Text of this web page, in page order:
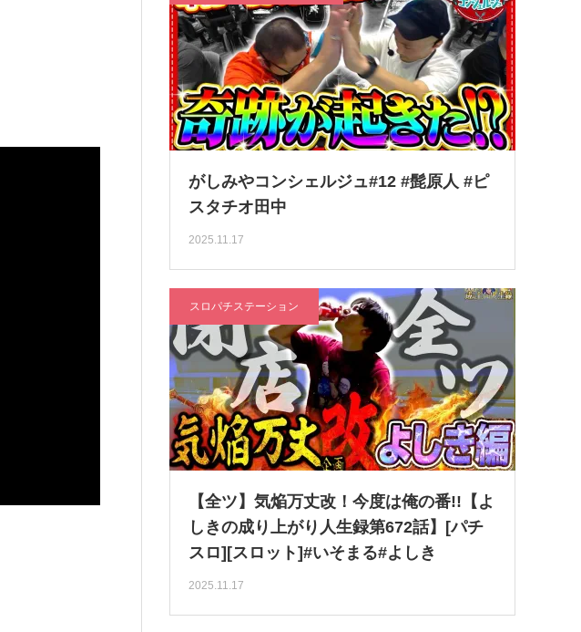
がしみやコンシェルジュ#12 #髭原人 #ピ
スタチオ田中
2025.11.17
スロパチステーション
【全ツ】気焔万丈改！今度は俺の番!!【よ
しきの成り上がり人生録第672話】[パチ
スロ][スロット]#いそまる#よしき
2025.11.17